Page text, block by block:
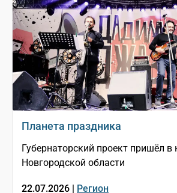
Планета праздника
Губернаторский проект пришёл
Новгородской области
22.07.2026 | Регион